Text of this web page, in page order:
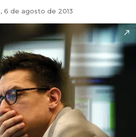
6 de agosto de 2013